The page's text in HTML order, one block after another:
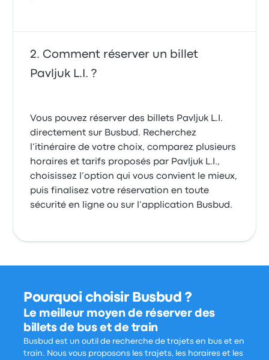
Comment réserver un billet
Pavljuk L.I. ?
Vous pouvez réserver des billets Pavljuk L.I.
directement sur Busbud. Recherchez
l’itinéraire de votre choix, comparez plusieurs
horaires et tarifs proposés par Pavljuk L.I.,
choisissez l’option qui vous convient le mieux,
puis finalisez votre réservation en toute
sécurité en ligne ou sur l’application Busbud.
Pourquoi choisir Busbud ?
Le meilleur moyen de réserver des
billets de bus et de train
Busbud est un outil de recherche de trajets en bus et en
train. Nous vous proposons les trajets, les horaires et les